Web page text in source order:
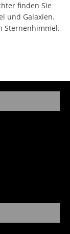
finden Sie
und Galaxien.
Sternenhimmel.